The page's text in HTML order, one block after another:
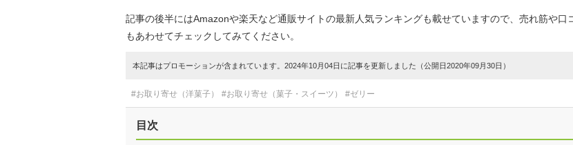
記事の後半にはAmazonや楽天など通販サイトの最新人気ランキングも載せていますので、売れ筋や口
もあわせてチェックしてみてください。
本記事はプロモーションが含まれています。2024年10月04日に記事を更新しました（公開日2020年09月30日）
#お取り寄せ（洋菓子） #お取り寄せ（菓子・スイーツ） #ゼリー
目次